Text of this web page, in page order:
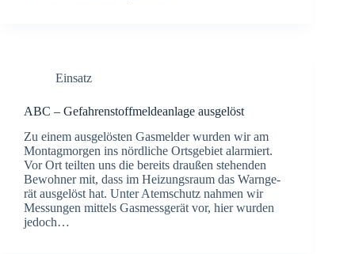
Einsatz
ABC – Gefah­ren­stoff­mel­de­an­la­ge aus­ge­löst
Zu einem aus­ge­lös­ten Gas­mel­der wur­den wir am
Mon­tag­mor­gen ins nörd­li­che Orts­ge­biet alar­miert.
Vor Ort teil­ten uns die bereits drau­ßen ste­hen­den
Bewoh­ner mit, dass im Hei­zungs­raum das Warn­ge­
rät aus­ge­löst hat. Unter Atem­schutz nah­men wir
Mes­sun­gen mit­tels Gas­mess­ge­rät vor, hier wur­den
jedoch…